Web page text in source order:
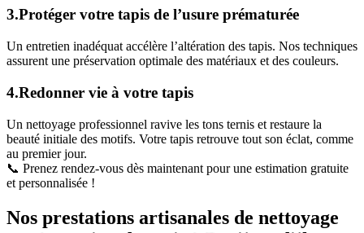
3.Protéger votre tapis de l’usure prématurée
Un entretien inadéquat accélère l’altération des tapis. Nos techniques
assurent une préservation optimale des matériaux et des couleurs.
4.Redonner vie à votre tapis
Un nettoyage professionnel ravive les tons ternis et restaure la
beauté initiale des motifs. Votre tapis retrouve tout son éclat, comme
au premier jour.
📞 Prenez rendez-vous dès maintenant pour une estimation gratuite
et personnalisée !
Nos prestations artisanales de nettoyage